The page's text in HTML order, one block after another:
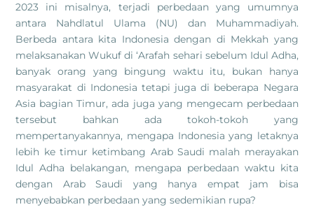
2023 ini misalnya, terjadi perbedaan yang umumnya
antara Nahdlatul Ulama (NU) dan Muhammadiyah.
Berbeda antara kita Indonesia dengan di Mekkah yang
melaksanakan Wukuf di ‘Arafah sehari sebelum Idul Adha,
banyak orang yang bingung waktu itu, bukan hanya
masyarakat di Indonesia tetapi juga di beberapa Negara
Asia bagian Timur, ada juga yang mengecam perbedaan
tersebut bahkan ada tokoh-tokoh yang
mempertanyakannya, mengapa Indonesia yang letaknya
lebih ke timur ketimbang Arab Saudi malah merayakan
Idul Adha belakangan, mengapa perbedaan waktu kita
dengan Arab Saudi yang hanya empat jam bisa
menyebabkan perbedaan yang sedemikian rupa?